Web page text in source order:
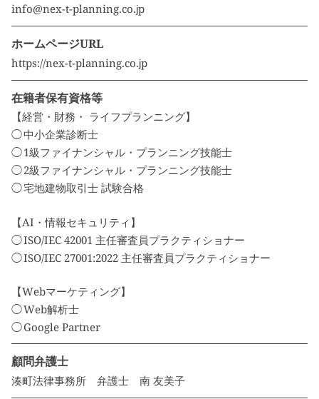
info@nex-t-planning.co.jp
ホームページURL
https://nex-t-planning.co.jp
在籍者保有資格等
【経営・財務・ ライフプランニング】
中小企業診断士
1級ファイナンシャル・プランニング技能士
2級ファイナンシャル・プランニング技能士
宅地建物取引士 試験合格
【AI・情報セキュリティ】
ISO/IEC 42001 主任審査員プラクティショナー
ISO/IEC 27001:2022 主任審査員プラクティショナー
【Webマーケティング】
Web解析士
Google Partner
顧問弁護士
湊町法律事務所 弁護士 南 友美子